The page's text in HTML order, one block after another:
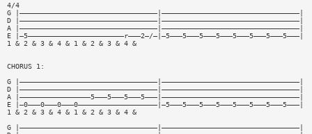
4/4
G |—————————————————————————————————|—————————————————————————————————|
D |—————————————————————————————————|—————————————————————————————————|
A |—————————————————————————————————|—————————————————————————————————|
E |—5———————————————————————r———2—/—|—5———5———5———5———5———5———5———5———|
1 & 2 & 3 & 4 & 1 & 2 & 3 & 4 &
CHORUS 1:
G |—————————————————————————————————|—————————————————————————————————|
D |—————————————————————————————————|—————————————————————————————————|
A |—————————————————5———5———5———5———|—————————————————————————————————|
E |—0———0———0———0———————————————————|—5———5———5———5———5———5———5———5———|
1 & 2 & 3 & 4 & 1 & 2 & 3 & 4 &
G |—————————————————————————————————|—————————————————————————————————|